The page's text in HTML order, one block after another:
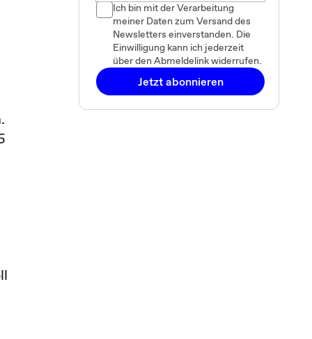
Ich bin mit der Verarbeitung
meiner Daten zum Versand des
Newsletters einverstanden. Die
Einwilligung kann ich jederzeit
über den Abmeldelink widerrufen.
Jetzt abonnieren